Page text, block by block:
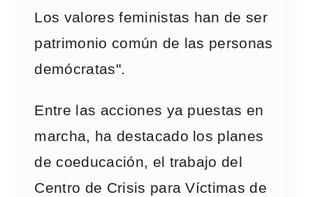
Los valores feministas han de ser
patrimonio común de las personas
demócratas".
Entre las acciones ya puestas en
marcha, ha destacado los planes
de coeducación, el trabajo del
Centro de Crisis para Víctimas de